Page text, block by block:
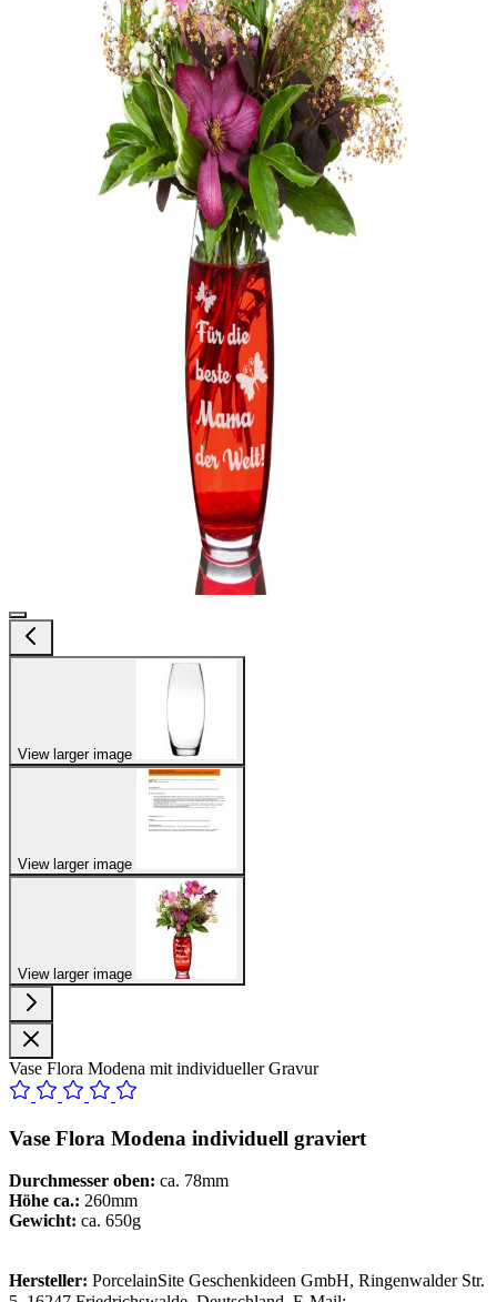
View larger image
View larger image
View larger image
Vase Flora Modena mit individueller Gravur
Vase Flora Modena individuell graviert
Durchmesser oben: ca. 78mm
Höhe ca.: 260mm
Gewicht: ca. 650g
Hersteller: PorcelainSite Geschenkideen GmbH, Ringenwalder Str.